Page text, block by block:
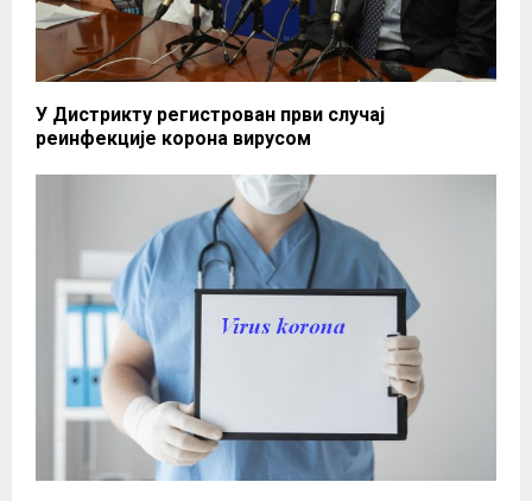
У Дистрикту регистрован први случај
реинфекције корона вирусом